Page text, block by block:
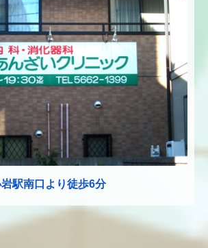
駅南口 より徒歩6分